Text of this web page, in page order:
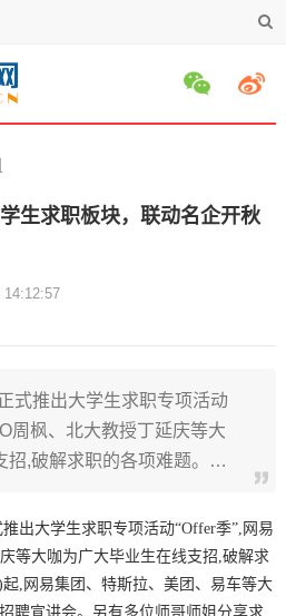
生求职板块，联动名企开秋
14:12:57
式推出大学生求职专项活动
周枫、北大教授丁延庆等大
招,破解求职的各项难题。…
出大学生求职专项活动“Offer季”,网易
等大咖为广大毕业生在线支招,破解求
,网易集团、特斯拉、美团、易车等大
聘宣讲会。另有多位师哥师姐分享求